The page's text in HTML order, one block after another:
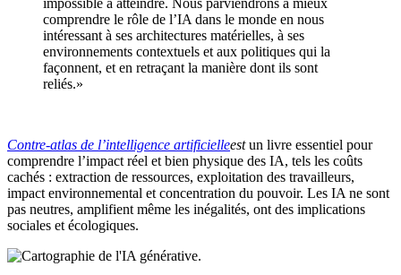
impossible à atteindre. Nous parviendrons à mieux
comprendre le rôle de l’IA dans le monde en nous
intéressant à ses architectures matérielles, à ses
environnements contextuels et aux politiques qui la
façonnent, et en retraçant la manière dont ils sont
reliés.»
Contre-atlas de l’intelligence artificielleestun livre essentiel pour
comprendre l’impact réel et bien physique des IA, tels les coûts
cachés : extraction de ressources, exploitation des travailleurs,
impact environnemental et concentration du pouvoir. Les IA ne sont
pas neutres, amplifient même les inégalités, ont des implications
sociales et écologiques.